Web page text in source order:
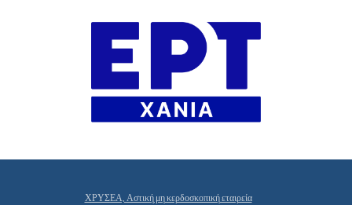
ΧΡΥΣΕΑ, Αστική μη κερδοσκοπική εταιρεία